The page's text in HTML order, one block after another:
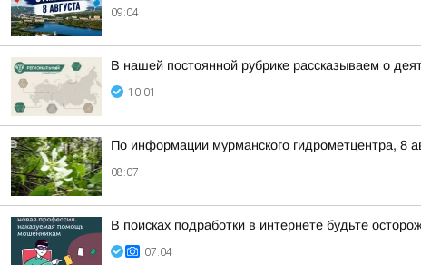
09:04
В нашей постоянной рубрике рассказываем о
10:01
По информации мурманского гидрометцентра, 8
08:07
В поисках подработки в интернете будьте
07:04